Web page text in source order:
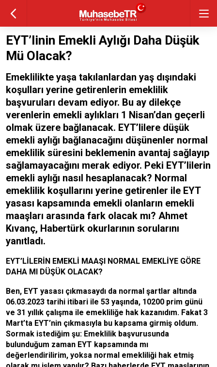
EYT’linin Emekli Aylığı Daha Düşük
Mü Olacak?
Emeklilikte yaşa takılanlardan yaş dışındaki
koşulları yerine getirenlerin emeklilik
başvuruları devam ediyor. Bu ay dilekçe
verenlerin emekli aylıkları 1 Nisan’dan geçerli
olmak üzere bağlanacak. EYT’lilere düşük
emekli aylığı bağlanacağını düşünenler normal
emeklilik süresini beklemenin avantaj sağlayıp
sağlamayacağını merak ediyor. Peki EYT’lilerin
emekli aylığı nasıl hesaplanacak? Normal
emeklilik koşullarını yerine getirenler ile EYT
yasası kapsamında emekli olanların emekli
maaşları arasında fark olacak mı? Ahmet
Kıvanç, Habertürk okurlarının sorularını
yanıtladı.
EYT’LİLERİN EMEKLİ MAAŞI NORMAL EMEKLİYE GÖRE
DAHA MI DÜŞÜK OLACAK?
Ben, EYT yasası çıkmasaydı da normal şartlar altında
06.03.2023 tarihi itibari ile 53 yaşında, 10200 prim günü
ve 31 yıllık çalışma ile emekliliğe hak kazanıdım. Fakat 3
Mart’ta EYT’nin çıkmasıyla bu kapsama girmiş oldum.
Sormak istediğim şu: Emeklilik başvurusunda
bulunduğum zaman EYT kapsamında mı
değerlendirilirim, yoksa normal emekliliği hak etmiş